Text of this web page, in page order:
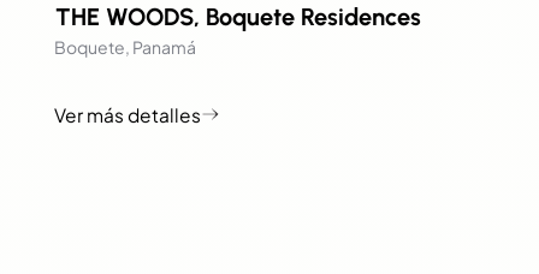
THE WOODS, Boquete Residences
Boquete, Panamá